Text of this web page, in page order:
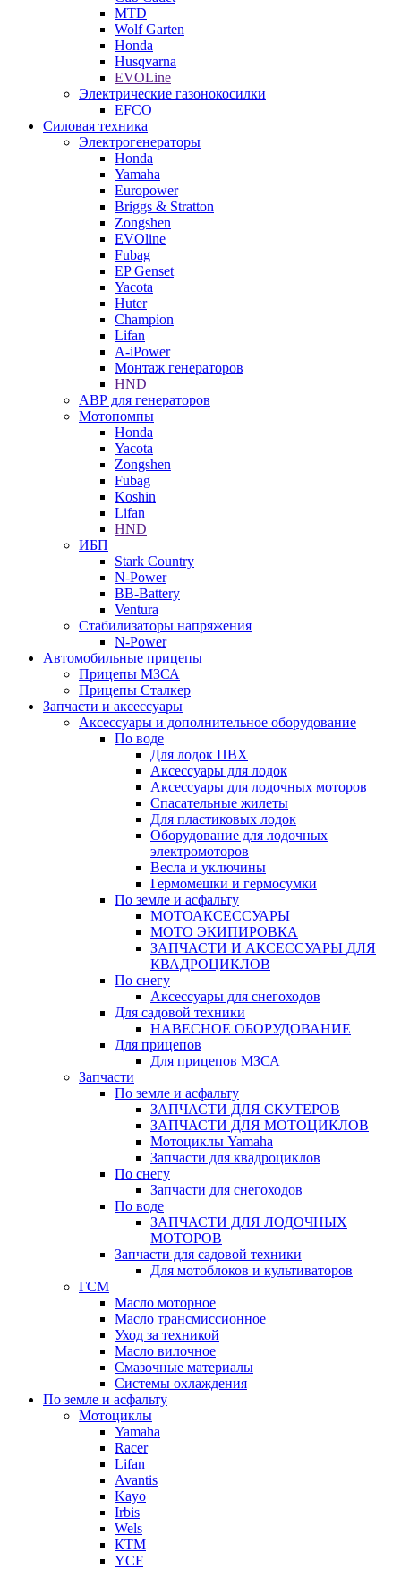
MTD
Wolf Garten
Honda
Husqvarna
EVOLine
Электрические газонокосилки
EFCO
Силовая техника
Электрогенераторы
Honda
Yamaha
Europower
Briggs & Stratton
Zongshen
EVOline
Fubag
EP Genset
Yacota
Huter
Champion
Lifan
A-iPower
Монтаж генераторов
HND
АВР для генераторов
Мотопомпы
Honda
Yacota
Zongshen
Fubag
Koshin
Lifan
HND
ИБП
Stark Country
N-Power
BB-Battery
Ventura
Стабилизаторы напряжения
N-Power
Автомобильные прицепы
Прицепы МЗСА
Прицепы Сталкер
Запчасти и аксессуары
Аксессуары и дополнительное оборудование
По воде
Для лодок ПВХ
Аксессуары для лодок
Аксессуары для лодочных моторов
Спасательные жилеты
Для пластиковых лодок
Оборудование для лодочных
электромоторов
Весла и уключины
Гермомешки и гермосумки
По земле и асфальту
МОТОАКСЕССУАРЫ
МОТО ЭКИПИРОВКА
ЗАПЧАСТИ И АКСЕССУАРЫ ДЛЯ
КВАДРОЦИКЛОВ
По снегу
Аксессуары для снегоходов
Для садовой техники
НАВЕСНОЕ ОБОРУДОВАНИЕ
Для прицепов
Для прицепов МЗСА
Запчасти
По земле и асфальту
ЗАПЧАСТИ ДЛЯ СКУТЕРОВ
ЗАПЧАСТИ ДЛЯ МОТОЦИКЛОВ
Мотоциклы Yamaha
Запчасти для квадроциклов
По снегу
Запчасти для снегоходов
По воде
ЗАПЧАСТИ ДЛЯ ЛОДОЧНЫХ
МОТОРОВ
Запчасти для садовой техники
Для мотоблоков и культиваторов
ГСМ
Масло моторное
Масло трансмиссионное
Уход за техникой
Масло вилочное
Смазочные материалы
Системы охлаждения
По земле и асфальту
Мотоциклы
Yamaha
Racer
Lifan
Avantis
Kayo
Irbis
Wels
КТМ
YCF